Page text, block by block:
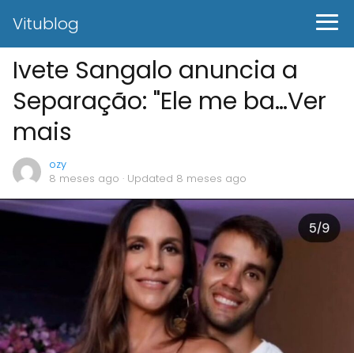
Vitublog
Ivete Sangalo anuncia a
Separação: "Ele me ba…Ver
mais
ozy
8 meses ago · Updated 8 meses ago